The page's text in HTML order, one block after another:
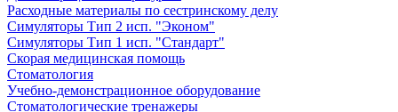
Расходные материалы по сестринскому делу
Симуляторы Тип 2 исп. "Эконом"
Симуляторы Тип 1 исп. "Стандарт"
Скорая медицинская помощь
Стоматология
Учебно-демонстрационное оборудование
Стоматологические тренажеры